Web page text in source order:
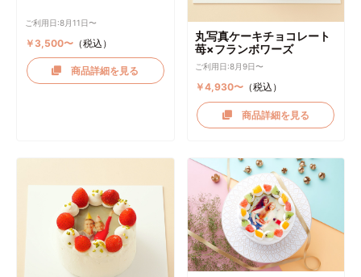
ご利用日:8月11日〜
￥3,500〜（税込）
商品詳細を見る
丸写真ケーキチョコレート
苺×フランボワーズ
ご利用日:8月9日〜
￥4,930〜 （税込）
商品詳細を見る